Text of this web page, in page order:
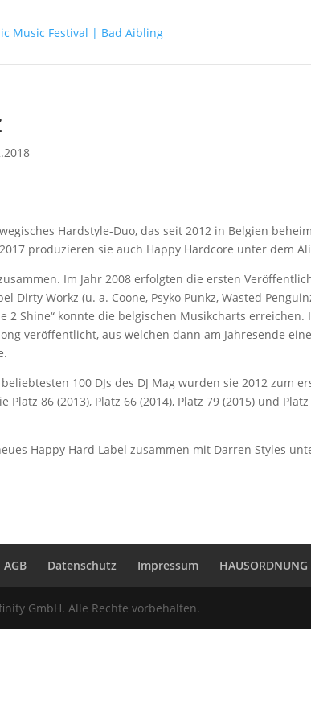
Hardstyle-Duo, das seit 2012 in Belgien
produzieren sie auch Happy Hardcore unter dem
Im Jahr 2008 erfolgten die ersten
Dirty Workz (u. a. Coone, Psyko Punkz, Wasted
2 Shine“ konnte die belgischen Musikcharts erreichen.
veröffentlicht, aus welchen dann am Jahresende
100 DJs des DJ Mag wurden sie 2012 zum
Platz 86 (2013), Platz 66 (2014), Platz 79 (2015) und
Happy Hard Label zusammen mit Darren Styles
AGB Datenschutz Impressum HAUSORDNUNG
GmbH. Alle Rechte vorbehalten.